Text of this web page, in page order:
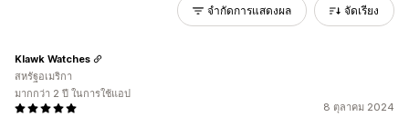
จำกัดการแสดงผล จัดเรียง
8 ตุลาคม 2024
Klawk Watches
สหรัฐอเมริกา
มากกว่า 2 ปี ในการใช้แอป